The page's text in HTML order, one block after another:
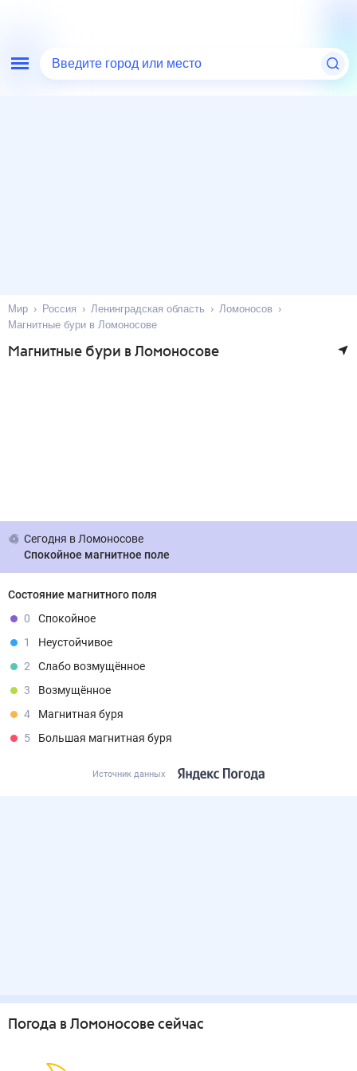
Введите город или место
Мир Россия Ленинградская область
Ломоносов
Магнитные бури в Ломоносове
Магнитные бури в Ломоносове
Сегодня в Ломоносове
Спокойное магнитное поле
Состояние магнитного поля
0
Спокойное
1
Неустойчивое
2
Слабо возмущённое
3
Возмущённое
4
Магнитная буря
5
Большая магнитная буря
Источник данных
Погода в Ломоносове сейчас